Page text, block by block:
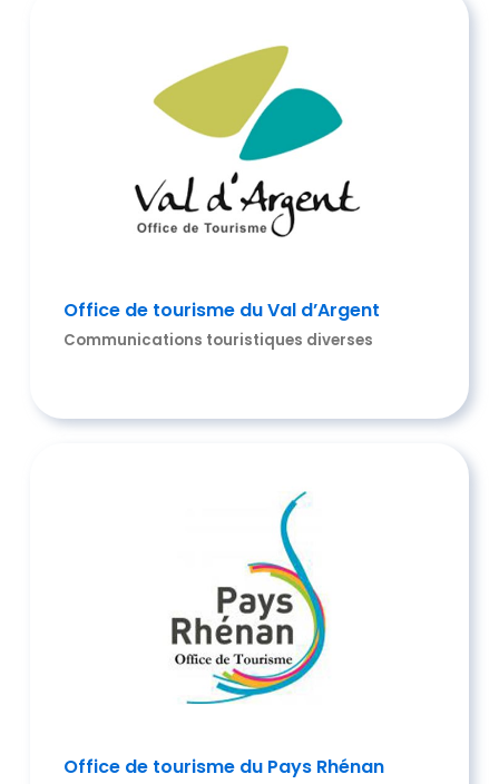
Office de tourisme du Val d’Argent
Communications touristiques diverses
Office de tourisme du Pays Rhénan